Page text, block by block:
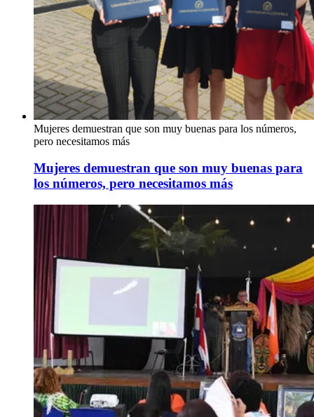
Mujeres demuestran que son muy buenas para los números,
pero necesitamos más
Mujeres demuestran que son muy buenas para
los números, pero necesitamos más